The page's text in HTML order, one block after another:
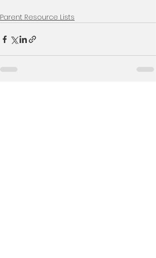
Parent Resource Lists